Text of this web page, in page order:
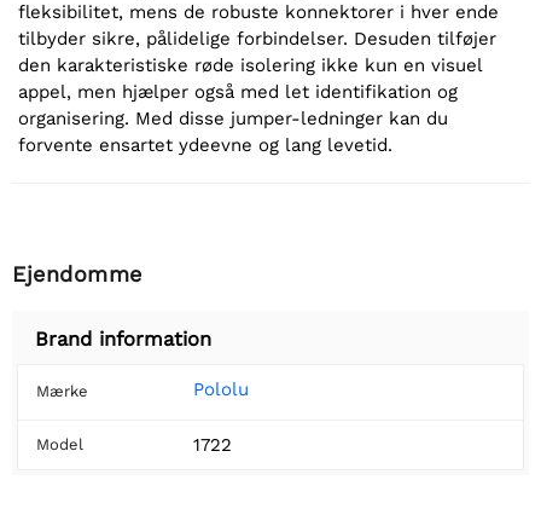
fleksibilitet, mens de robuste konnektorer i hver ende
tilbyder sikre, pålidelige forbindelser. Desuden tilføjer
den karakteristiske røde isolering ikke kun en visuel
appel, men hjælper også med let identifikation og
organisering. Med disse jumper-ledninger kan du
forvente ensartet ydeevne og lang levetid.
Ejendomme
Brand information
Mærke Pololu
Model 1722